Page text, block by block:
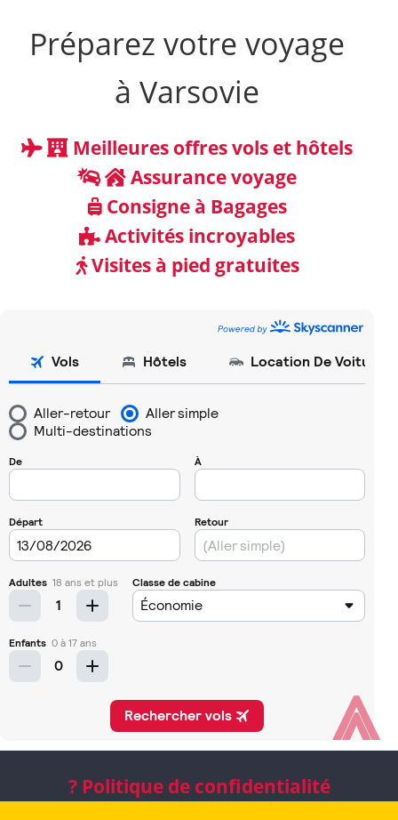
Préparez votre voyage
à Varsovie
Meilleures offres vols et hôtels
Assurance voyage
Consigne à Bagages
Activités incroyables
Visites à pied gratuites
? Politique de confidentialité
⩓